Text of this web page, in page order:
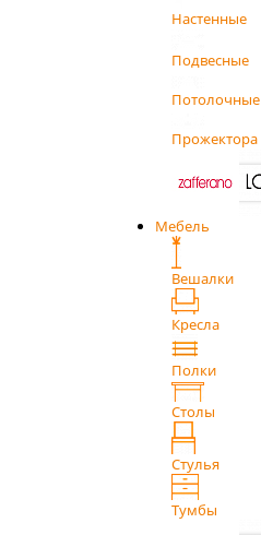
Настенные
Подвесные
Потолочные
Прожектора
Мебель
Вешалки
Кресла
Полки
Столы
Стулья
Тумбы